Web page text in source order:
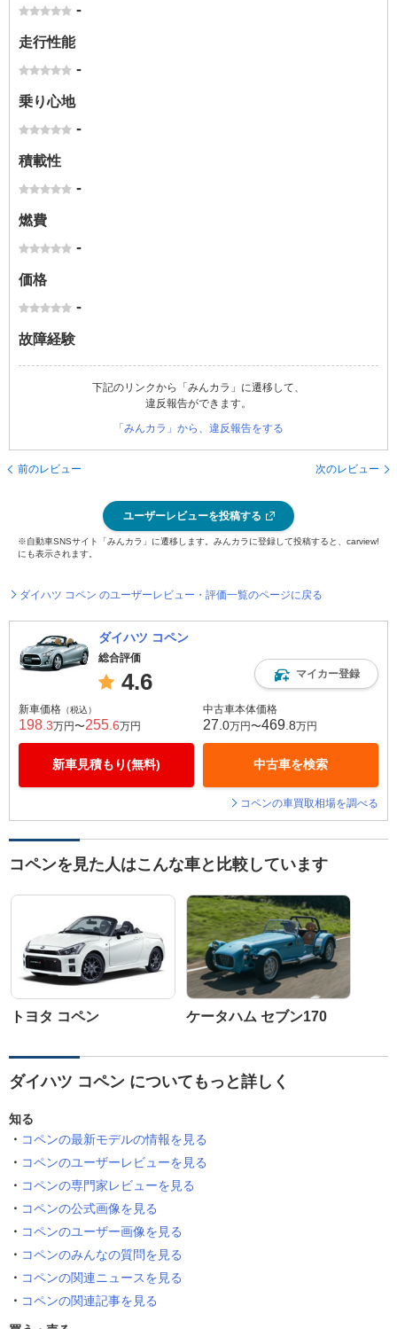
-
走行性能
-
乗り心地
-
積載性
-
燃費
-
価格
-
故障経験
下記のリンクから「みんカラ」に遷移して、
違反報告ができます。
「みんカラ」から、違反報告をする
前のレビュー 次のレビュー
ユーザーレビューを投稿する
※自動車SNSサイト「みんカラ」に遷移します。みんカラに登録して投稿すると、carview!
にも表示されます。
ダイハツ コペン のユーザーレビュー・評価一覧のページに戻る
ダイハツ コペン
総合評価
4.6 マイカー登録
新車価格 （税込）
198 .3万円〜255 .6万円
新車見積もり(無料)
中古車本体価格
27 .0万円〜469 .8万円
中古車を検索
コペンの車買取相場を調べる
コペンを見た人はこんな車と比較しています
トヨタ コペン ケータハム セブン170
ダイハツ コペン についてもっと詳しく
知る
コペンの最新モデルの情報を見る
コペンのユーザーレビューを見る
コペンの専門家レビューを見る
コペンの公式画像を見る
コペンのユーザー画像を見る
コペンのみんなの質問を見る
コペンの関連ニュースを見る
コペンの関連記事を見る